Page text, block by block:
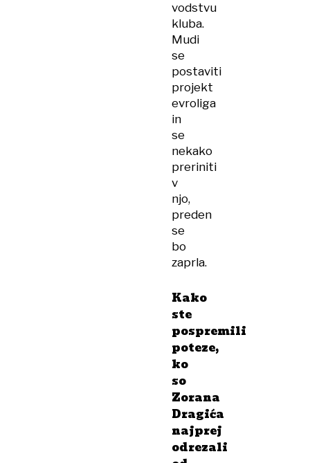
vodstvu
kluba.
Mudi
se
postaviti
projekt
evroliga
in
se
nekako
preriniti
v
njo,
preden
se
bo
zaprla.
Kako
ste
pospremili
poteze,
ko
so
Zorana
Dragića
najprej
odrezali